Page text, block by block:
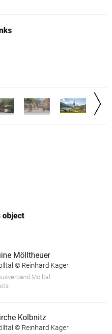
object
Mölltheuer
© Reinhard Kager
Mölltal
Kolbnitz
© Reinhard Kager